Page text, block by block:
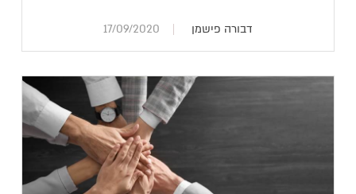
דבורה פישמן 17/09/2020